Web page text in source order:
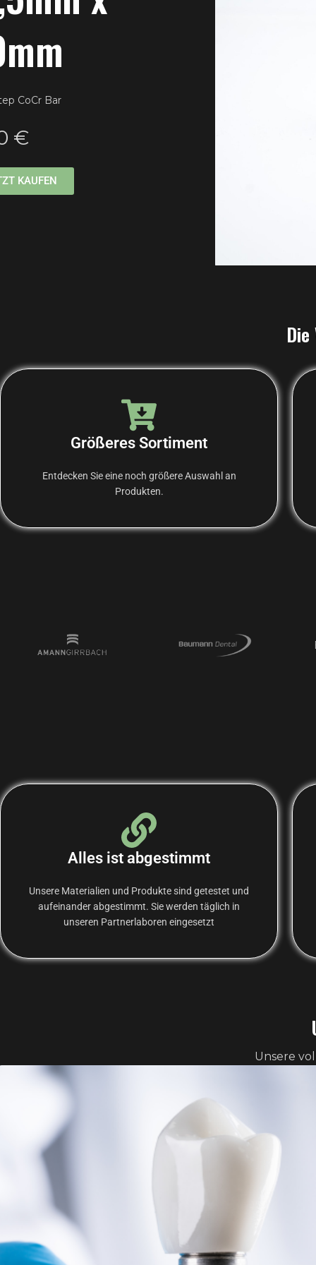
CoCr Bar
€
KAUFEN
Größeres Sortiment
Entdecken Sie eine noch größere Auswahl an
Produkten.
Alles ist abgestimmt
Unsere Materialien und Produkte sind getestet und
aufeinander abgestimmt. Sie werden täglich in
unseren Partnerlaboren eingesetzt
Unsere